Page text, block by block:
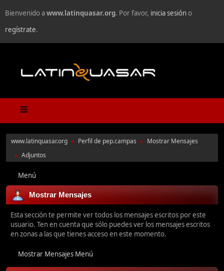
Bienvenido awww.latinquasar.org. Por favor, inicia sesióno
regístrate.
www.latinquasar.org ► Perfil de pep.campas ► Mostrar Mensajes
► Adjuntos
Menú
Mostrar Mensajes
Esta sección te permite ver todos los mensajes escritos por este
usuario. Ten en cuenta que sólo puedes ver los mensajes escritos
en zonas a las que tienes acceso en este momento.
Mostrar Mensajes Menú